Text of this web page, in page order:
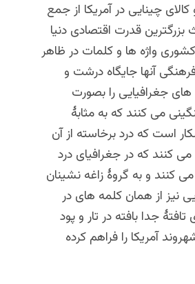
چینایی در آمریکا از جمع
قدرت اقتصادی دنیا
واژه ها و کلمات در ظاهر
آنها جایگاه درشت و
جغرافیایی را بصورت
می کنند که به مثابۀ
است که درد برخاسته از آن
کنند که در جغرافیای درد
کنند و به گروۀ زاغه نشینان
نیز از همان کلمه های در
جدا بافته در تار و پود
آمریکا را فراهم کرده